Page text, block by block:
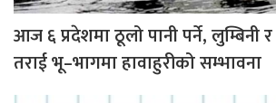
आज ६ प्रदेशमा ठूलो पानी पर्ने, लुम्बिनी
तराई भू–भागमा हावाहुरीको सम्भावना